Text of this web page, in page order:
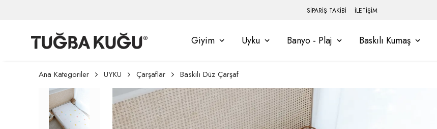
SİPARİŞ TAKİBİ İLETİŞİM
Giyim Uyku Banyo - Plaj Baskılı Kumaş
Ana Kategoriler UYKU Çarşaflar Baskılı Düz Çarşaf